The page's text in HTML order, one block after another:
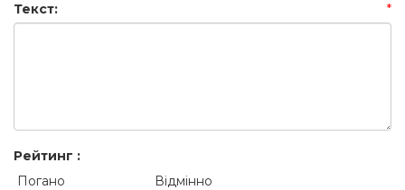
Текст: *
Рейтинг :
Погано
Відмінно